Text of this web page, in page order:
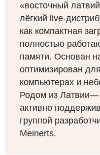
«восточный
лёгкий live-
как компактная
полностью
памяти. Основан
оптимизирован
компьютерах и
Родом из Латвии—
активно
группой
Meinerts.